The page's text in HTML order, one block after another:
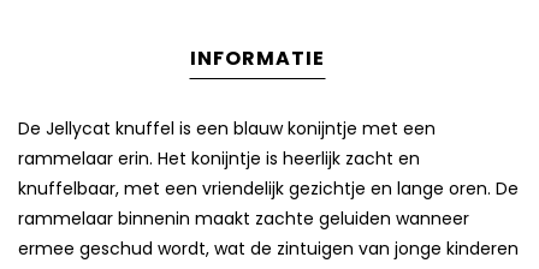
INFORMATIE
De Jellycat knuffel is een blauw konijntje met een
rammelaar erin. Het konijntje is heerlijk zacht en
knuffelbaar, met een vriendelijk gezichtje en lange oren. De
rammelaar binnenin maakt zachte geluiden wanneer
ermee geschud wordt, wat de zintuigen van jonge kinderen